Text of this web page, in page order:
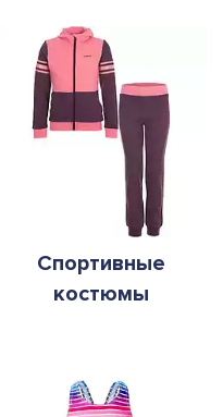
Спортивные
костюмы